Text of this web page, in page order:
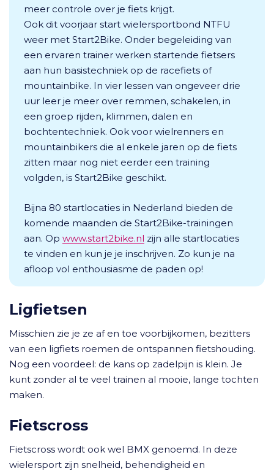
meer controle over je fiets krijgt.
Ook dit voorjaar start wielersportbond NTFU
weer met Start2Bike. Onder begeleiding van
een ervaren trainer werken startende fietsers
aan hun basistechniek op de racefiets of
mountainbike. In vier lessen van ongeveer drie
uur leer je meer over remmen, schakelen, in
een groep rijden, klimmen, dalen en
bochtentechniek. Ook voor wielrenners en
mountainbikers die al enkele jaren op de fiets
zitten maar nog niet eerder een training
volgden, is Start2Bike geschikt.
Bijna 80 startlocaties in Nederland bieden de
komende maanden de Start2Bike-trainingen
aan. Op www.start2bike.nl zijn alle startlocaties
te vinden en kun je je inschrijven. Zo kun je na
afloop vol enthousiasme de paden op!
Ligfietsen
Misschien zie je ze af en toe voorbijkomen, bezitters
van een ligfiets roemen de ontspannen fietshouding.
Nog een voordeel: de kans op zadelpijn is klein. Je
kunt zonder al te veel trainen al mooie, lange tochten
maken.
Fietscross
Fietscross wordt ook wel BMX genoemd. In deze
wielersport zijn snelheid, behendigheid en